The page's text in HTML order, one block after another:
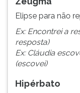
(primeira
direita
Elipse para não
Ex: Encontrei a
resposta)
Ex: Cláudia
(escovei)
Hipérbato